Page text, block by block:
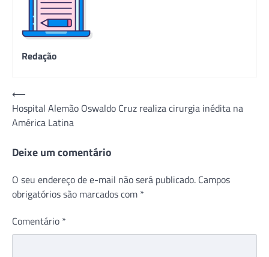
Redação
Navegação
de
Post
⟵
Hospital Alemão Oswaldo Cruz realiza cirurgia inédita na
América Latina
Deixe um comentário
O seu endereço de e-mail não será publicado. Campos
obrigatórios são marcados com *
Comentário *